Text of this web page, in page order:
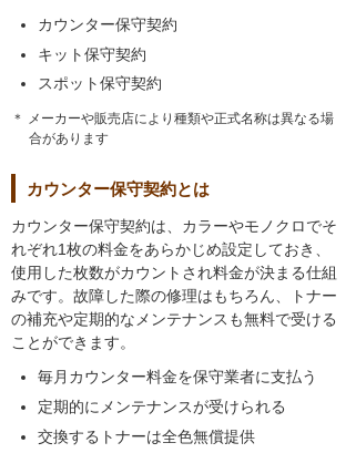
カウンター保守契約
キット保守契約
スポット保守契約
＊ メーカーや販売店により種類や正式名称は異なる場
合があります
カウンター保守契約とは
カウンター保守契約は、カラーやモノクロでそ
れぞれ1枚の料金をあらかじめ設定しておき、
使用した枚数がカウントされ料金が決まる仕組
みです。故障した際の修理はもちろん、トナー
の補充や定期的なメンテナンスも無料で受ける
ことができます。
毎月カウンター料金を保守業者に支払う
定期的にメンテナンスが受けられる
交換するトナーは全色無償提供